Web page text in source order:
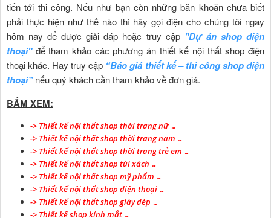
tiến tới thi công. Nếu như bạn còn những băn khoăn chưa biết
phải thực hiện như thế nào thì hãy gọi điện cho chúng tôi ngay
hôm nay để được giải đáp hoặc truy cập "Dự án shop điện
thoại" để tham khảo các phương án thiết kế nội thất shop điện
thoại khác. Hay truy cập “Báo giá thiết kế – thi công shop điện
thoại” nếu quý khách cần tham khảo về đơn giá.
BẤM XEM:
-> Thiết kế nội thất shop thời trang nữ …
-> Thiết kế nội thất shop thời trang nam …
-> Thiết kế nội thất shop thời trang trẻ em …
-> Thiết kế nội thất shop túi xách …
-> Thiết kế nội thất shop mỹ phẩm …
-> Thiết kế nội thất shop điện thoại …
-> Thiết kế nội thất shop giày dép …
-> Thiết kế shop kính mắt …